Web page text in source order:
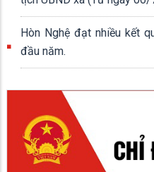
Hòn Nghệ đạt nhiều kết
đầu năm.